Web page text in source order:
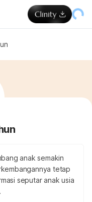
anak semakin
tetap
seputar anak usia